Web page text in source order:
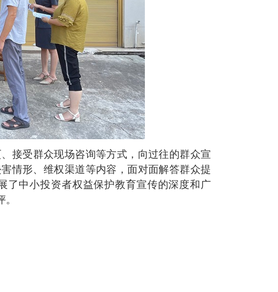
接受群众现场咨询等方式，向过往的群众宣
情形、维权渠道等内容，面对面解答群众提
了中小投资者权益保护教育宣传的深度和广